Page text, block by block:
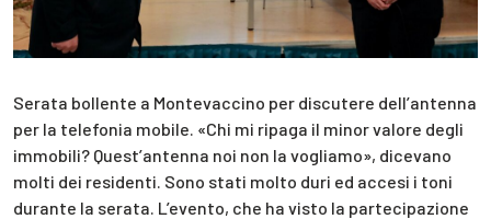
Serata bollente a Montevaccino per discutere dell’antenna
per la telefonia mobile. «Chi mi ripaga il minor valore degli
immobili? Quest’antenna noi non la vogliamo», dicevano
molti dei residenti. Sono stati molto duri ed accesi i toni
durante la serata. L’evento, che ha visto la partecipazione